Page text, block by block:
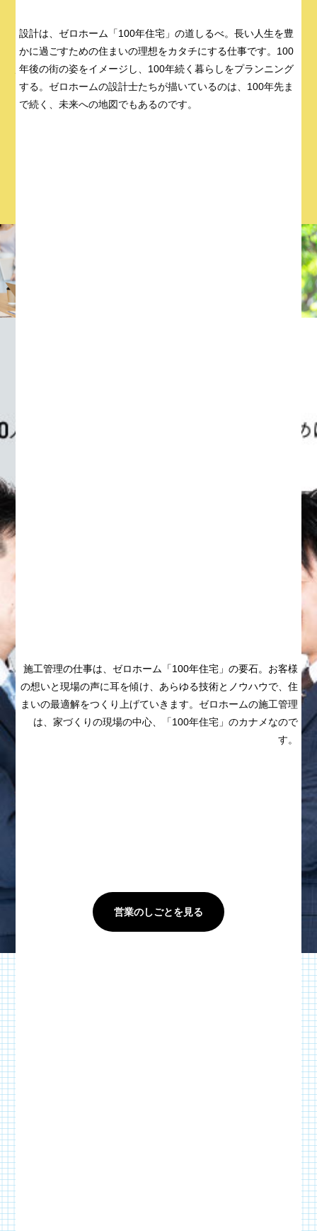
く活躍できる環境を用意しています。
福利厚生・サポート制度
キャリア・研修制度
営業のしごとを見る
設計は、ゼロホーム「100年住宅」の道しるべ。長い人生を豊
かに過ごすための住まいの理想をカタチにする仕事です。 100
年後の街の姿をイメージし、100年続く暮らしをプランニング
する。 ゼロホームの設計士たちが描いているのは、 100年先ま
で続く、未来への地図でもあるのです。
施工管理の仕事は、 ゼロホーム「100年住宅」の要石。 お客様
の想いと現場の声に耳を傾け、 あらゆる技術とノウハウで、 住
まいの最適解をつくり上げていきます。 ゼロホームの施工管理
は、家づくりの現場の中心、
「100年住宅」のカナメなので
す。